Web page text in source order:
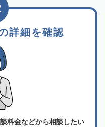
詳細を確認
料金などから相談したい